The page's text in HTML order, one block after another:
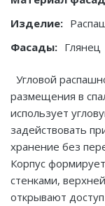
Изделие:
Фасады: Глянец
Угловой
размещения в
использует
задействовать
хранение без
Корпус
стенками,
открывают